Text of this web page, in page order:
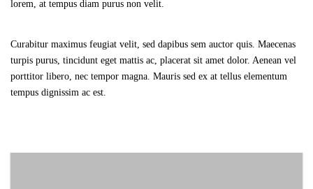
lorem, at tempus diam purus non velit.
Curabitur maximus feugiat velit, sed dapibus sem auctor quis. Maecenas
turpis purus, tincidunt eget mattis ac, placerat sit amet dolor. Aenean vel
porttitor libero, nec tempor magna. Mauris sed ex at tellus elementum
tempus dignissim ac est.